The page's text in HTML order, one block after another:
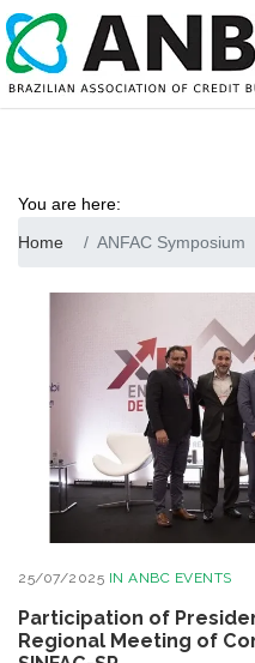
You are here:
Home
ANFAC Symposium
25/07/2025 IN ANBC EVENTS
Participation of
Regional Meeting of